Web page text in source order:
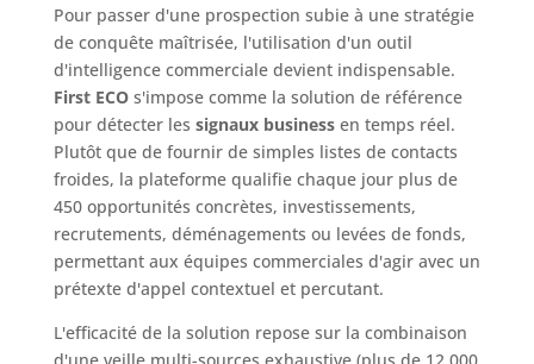
Pour passer d'une prospection subie à une stratégie
de conquête maîtrisée, l'utilisation d'un outil
d'intelligence commerciale devient indispensable.
First ECOs'impose comme la solution de référence
pour détecter les signaux businessen temps réel.
Plutôt que de fournir de simples listes de contacts
froides, la plateforme qualifie chaque jour plus de
450 opportunités concrètes, investissements,
recrutements, déménagements ou levées de fonds,
permettant aux équipes commerciales d'agir avec un
prétexte d'appel contextuel et percutant.
L'efficacité de la solution repose sur la combinaison
d'une veille multi-sources exhaustive (plus de 12 000